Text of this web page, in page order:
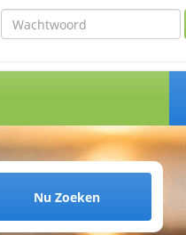
Wachtwoord
Nu Zoeken